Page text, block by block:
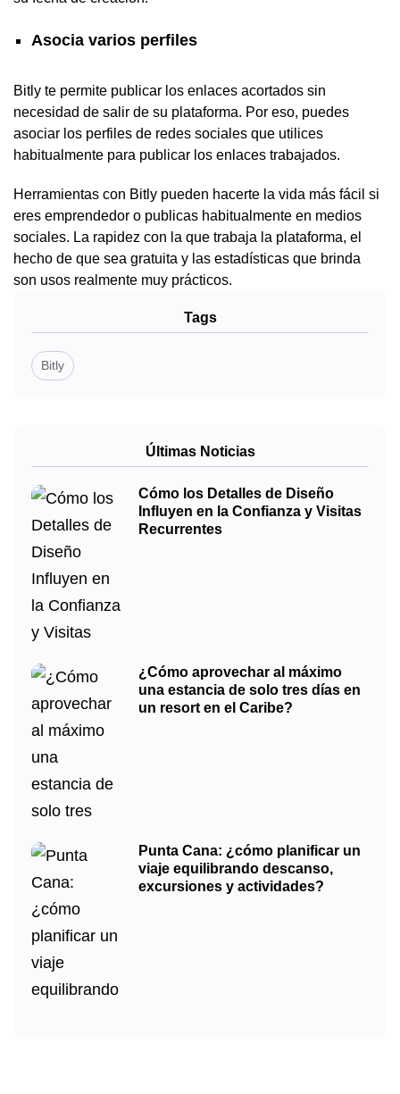
Asocia varios perfiles
Bitly te permite publicar los enlaces acortados sin
necesidad de salir de su plataforma. Por eso, puedes
asociar los perfiles de redes sociales que utilices
habitualmente para publicar los enlaces trabajados.
Herramientas con Bitly pueden hacerte la vida más fácil si
eres emprendedor o publicas habitualmente en medios
sociales. La rapidez con la que trabaja la plataforma, el
hecho de que sea gratuita y las estadísticas que brinda
son usos realmente muy prácticos.
Tags
Bitly
Últimas Noticias
Cómo los Detalles de Diseño
Influyen en la Confianza y Visitas
Recurrentes
¿Cómo aprovechar al máximo
una estancia de solo tres días en
un resort en el Caribe?
Punta Cana: ¿cómo planificar un
viaje equilibrando descanso,
excursiones y actividades?